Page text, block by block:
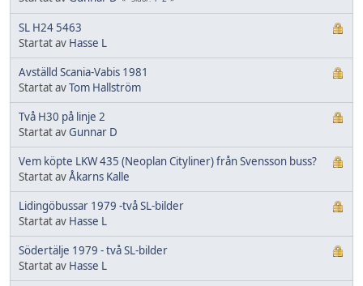
SL H24 5463
Startat av Hasse L
Avställd Scania-Vabis 1981
Startat avTom Hallström
Två H30 på linje 2
Startat avGunnar D
Vem köpte LKW 435 (Neoplan Cityliner) från Svensson buss?
Startat avÅkarns Kalle
Lidingöbussar 1979 -två SL-bilder
Startat av Hasse L
Södertälje 1979 - två SL-bilder
Startat av Hasse L